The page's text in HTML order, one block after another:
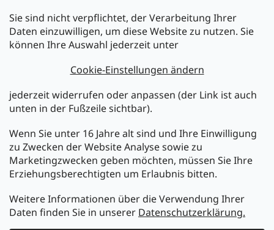
Sie sind nicht verpflichtet, der Verarbeitung Ihrer
Daten einzuwilligen, um diese Website zu nutzen. Sie
können Ihre Auswahl jederzeit unter
Cookie-Einstellungen ändern
jederzeit widerrufen oder anpassen (der Link ist auch
unten in der Fußzeile sichtbar).
Wenn Sie unter 16 Jahre alt sind und Ihre Einwilligung
zu Zwecken der Website Analyse sowie zu
Marketingzwecken geben möchten, müssen Sie Ihre
Erziehungsberechtigten um Erlaubnis bitten.
Weitere Informationen über die Verwendung Ihrer
Daten finden Sie in unserer Datenschutzerklärung.
Newsletter abonnieren
Legen Sie Ihre E-Mail ein und wir werden Ihnen Informationen
über neue Produkte in unserem E-Shop zusenden.
E-Mail
Melden Sie sich jetzt für den mükra Newsletter an,
kostenlos und jederzeit kündbar! Mit der Anmeldung zum
Newsletter bestätigen Sie Ihr Einverständnis mit der
Datenschutzerklärung.
ANMELDEN